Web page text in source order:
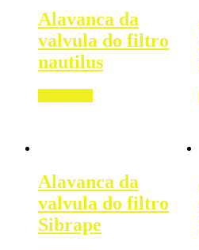
Alavanca da
valvula do filtro
nautilus
Alavanca da
valvula do filtro
Sibrape